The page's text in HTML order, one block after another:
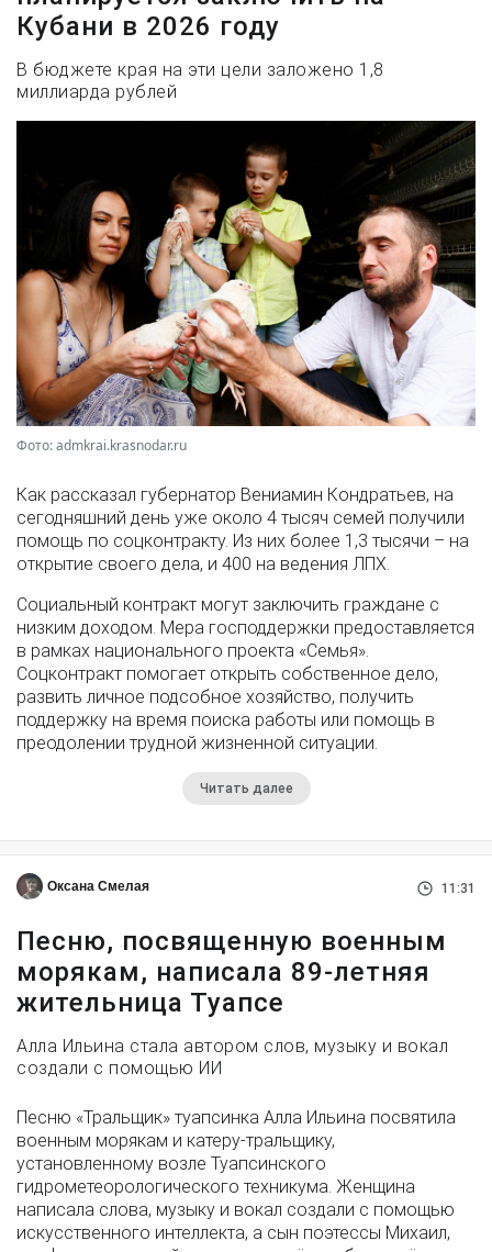
Кубани в 2026 году
В бюджете края на эти цели заложено 1,8
миллиарда рублей
Фото: admkrai.krasnodar.ru
Как рассказал губернатор Вениамин Кондратьев, на
сегодняшний день уже около 4 тысяч семей получили
помощь по соцконтракту. Из них более 1,3 тысячи – на
открытие своего дела, и 400 на ведения ЛПХ.
Социальный контракт могут заключить граждане с
низким доходом. Мера господдержки предоставляется
в рамках национального проекта «Семья».
Соцконтракт помогает открыть собственное дело,
развить личное подсобное хозяйство, получить
поддержку на время поиска работы или помощь в
преодолении трудной жизненной ситуации.
Читать далее
Оксана Смелая 11:31
Песню, посвященную военным
морякам, написала 89-летняя
жительница Туапсе
Алла Ильина стала автором слов, музыку и вокал
создали с помощью ИИ
Песню «Тральщик» туапсинка Алла Ильина посвятила
военным морякам и катеру-тральщику,
установленному возле Туапсинского
гидрометеорологического техникума. Женщина
написала слова, музыку и вокал создали с помощью
искусственного интеллекта, а сын поэтессы Михаил,